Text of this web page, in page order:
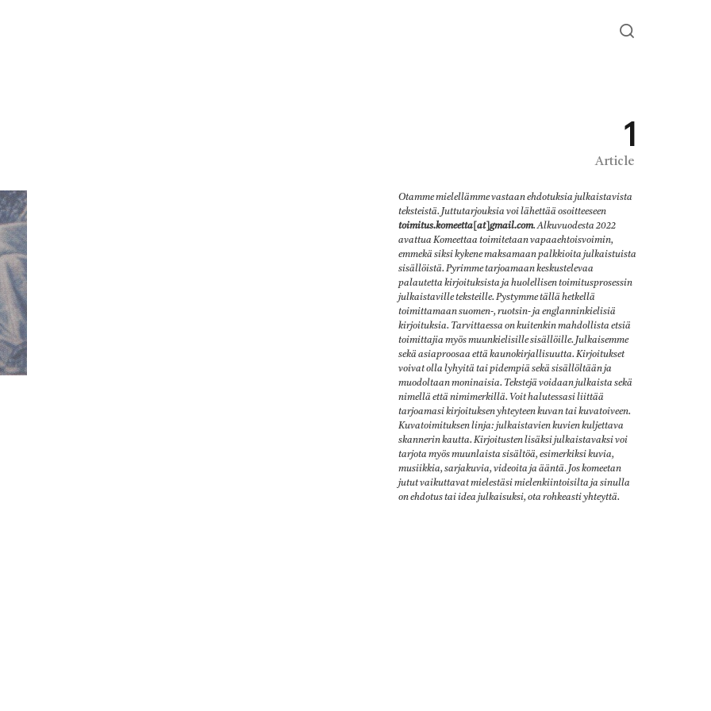
1
Article
Otamme mielellämme vastaan ehdotuksia julkaistavista
teksteistä. Juttutarjouksia voi lähettää osoitteeseen
toimitus.komeetta[at]gmail.com. Alkuvuodesta 2022
avattua Komeettaa toimitetaan vapaaehtoisvoimin,
emmekä siksi kykene maksamaan palkkioita julkaistuista
sisällöistä. Pyrimme tarjoamaan keskustelevaa
palautetta kirjoituksista ja huolellisen toimitusprosessin
julkaistaville teksteille. Pystymme tällä hetkellä
toimittamaan suomen-, ruotsin- ja englanninkielisiä
kirjoituksia. Tarvittaessa on kuitenkin mahdollista etsiä
toimittajia myös muunkielisille sisällöille. Julkaisemme
sekä asiaproosaa että kaunokirjallisuutta. Kirjoitukset
voivat olla lyhyitä tai pidempiä sekä sisällöltään ja
muodoltaan moninaisia. Tekstejä voidaan julkaista sekä
nimellä että nimimerkillä. Voit halutessasi liittää
tarjoamasi kirjoituksen yhteyteen kuvan tai kuvatoiveen.
Kuvatoimituksen linja: julkaistavien kuvien kuljettava
skannerin kautta. Kirjoitusten lisäksi julkaistavaksi voi
tarjota myös muunlaista sisältöä, esimerkiksi kuvia,
musiikkia, sarjakuvia, videoita ja ääntä. Jos komeetan
jutut vaikuttavat mielestäsi mielenkiintoisilta ja sinulla
on ehdotus tai idea julkaisuksi, ota rohkeasti yhteyttä.